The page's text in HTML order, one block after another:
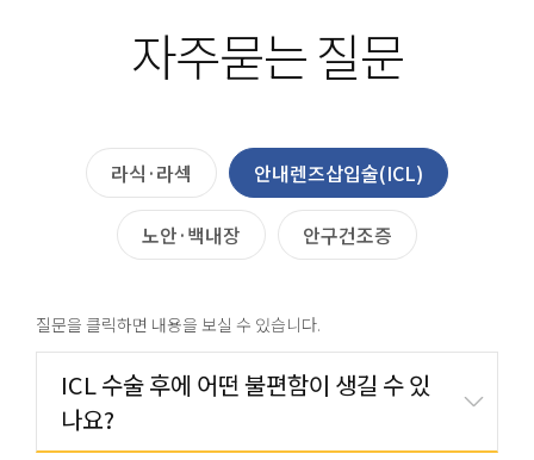
자주묻는 질문
라식·라섹 안내렌즈삽입술(ICL)
노안·백내장 안구건조증
질문을 클릭하면 내용을 보실 수 있습니다.
ICL 수술 후에 어떤 불편함이 생길 수 있
나요?